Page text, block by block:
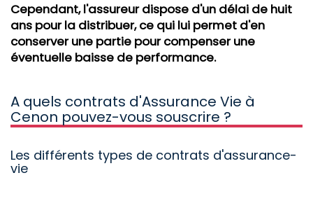
Cependant, l'assureur dispose d'un délai de huit
ans pour la distribuer, ce qui lui permet d'en
conserver une partie pour compenser une
éventuelle baisse de performance.
A quels contrats d'Assurance Vie à
Cenon pouvez-vous souscrire ?
Les différents types de contrats d'assurance-
vie